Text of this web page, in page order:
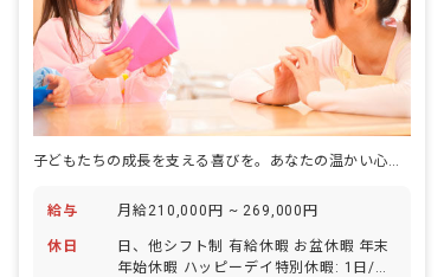
給与 月給210,000円 ~ 269,000円
休日
日、他シフト制 有給休暇 お盆休暇 年末
年始休暇 ハッピーデイ特別休暇: 1日/年